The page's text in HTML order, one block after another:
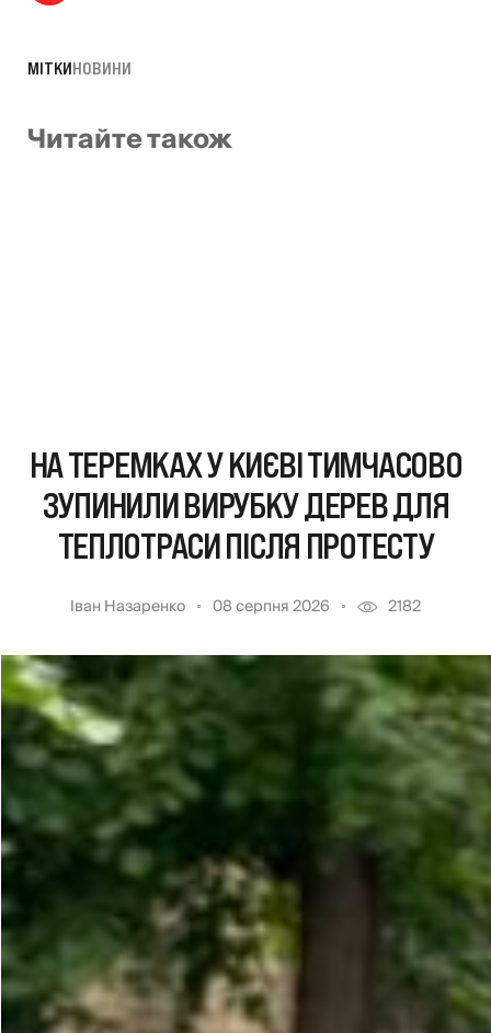
МІТКИНОВИНИ
Читайте також
НА ТЕРЕМКАХ У КИЄВІ ТИМЧАСОВО
ЗУПИНИЛИ ВИРУБКУ ДЕРЕВ ДЛЯ
ТЕПЛОТРАСИ ПІСЛЯ ПРОТЕСТУ
Іван Назаренко 08 серпня 2026 2182